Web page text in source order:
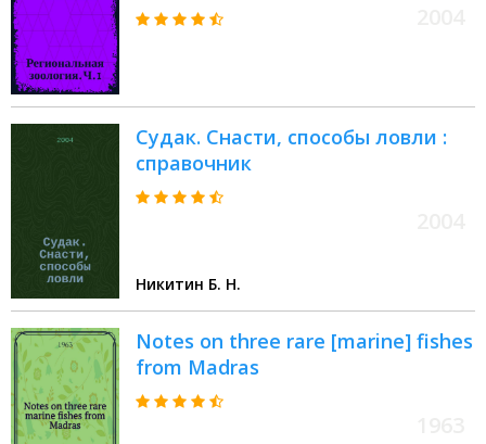
Судак. Снасти, способы ловли :
справочник
Никитин Б. Н.
Notes on three rare [marine] fishes
from Madras